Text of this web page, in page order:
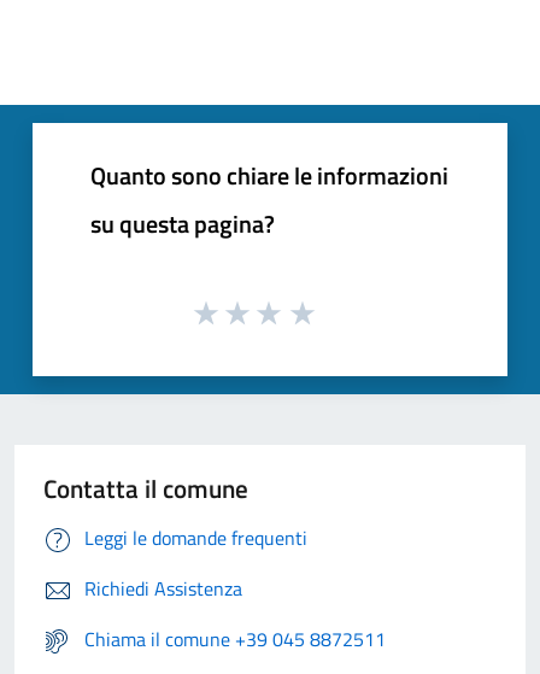
Quanto sono chiare le informazioni
su questa pagina?
Contatta il comune
Leggi le domande frequenti
Richiedi Assistenza
Chiama il comune +39 045 8872511